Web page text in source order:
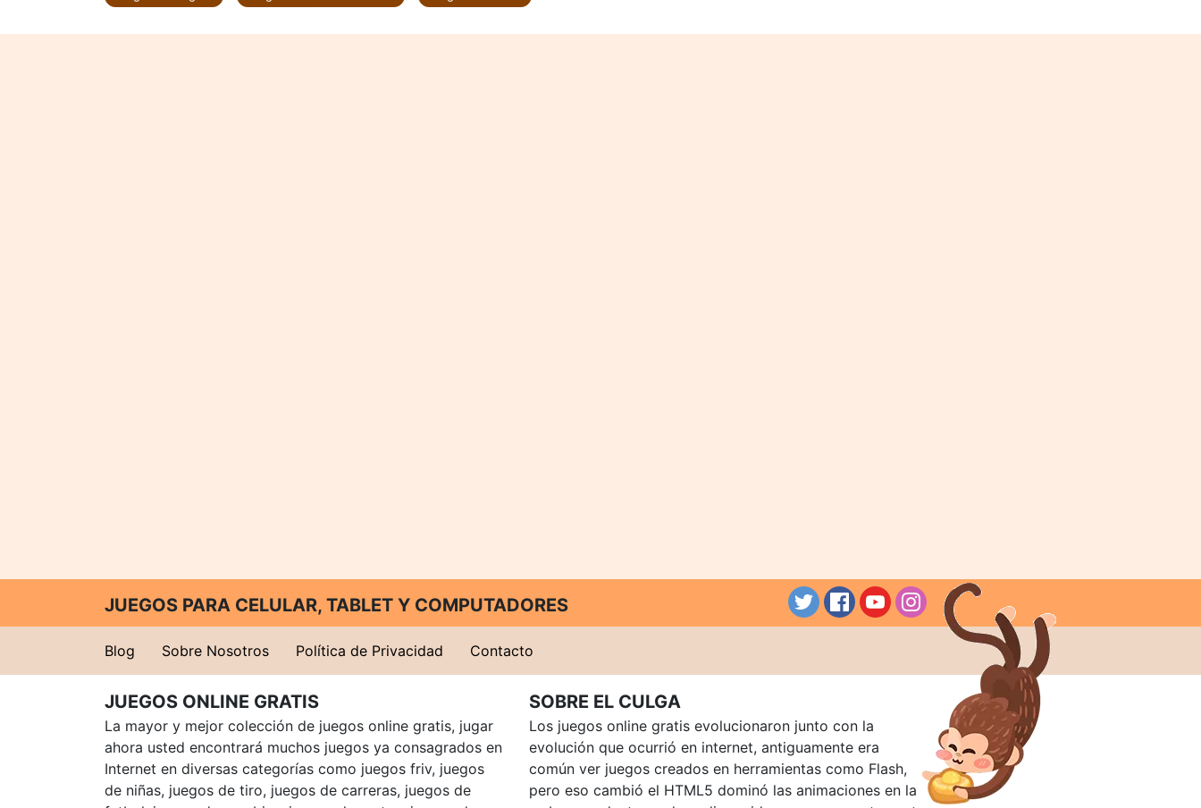
JUEGOS PARA CELULAR, TABLET Y COMPUTADORES
Blog Sobre Nosotros Política de Privacidad Contacto
JUEGOS ONLINE GRATIS
La mayor y mejor colección de juegos online gratis, jugar
ahora usted encontrará muchos juegos ya consagrados en
Internet en diversas categorías como juegos friv, juegos
de niñas, juegos de tiro, juegos de carreras, juegos de
SOBRE EL CULGA
Los juegos online gratis evolucionaron junto con la
evolución que ocurrió en internet, antiguamente era
común ver juegos creados en herramientas como Flash,
pero eso cambió el HTML5 dominó las animaciones en la